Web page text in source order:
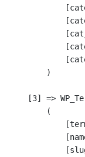
        )
[3] =>
        (